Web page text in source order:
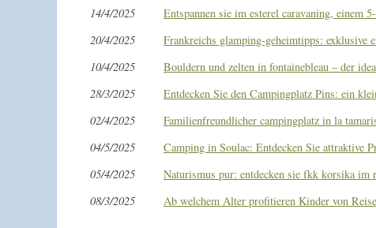
14/4/2025 Entspannen sie im esterel caravaning, einem
20/4/2025
Frankreichs glamping-geheimtipps: exklusive
10/4/2025
Bouldern und zelten in fontainebleau – der
28/3/2025
Entdecken Sie den Campingplatz Pins: ein
02/4/2025
Familienfreundlicher campingplatz in la
04/5/2025
Camping in Soulac: Entdecken Sie attraktive
05/4/2025
Naturismus pur: entdecken sie fkk korsika im
08/3/2025
Ab welchem Alter profitieren Kinder von